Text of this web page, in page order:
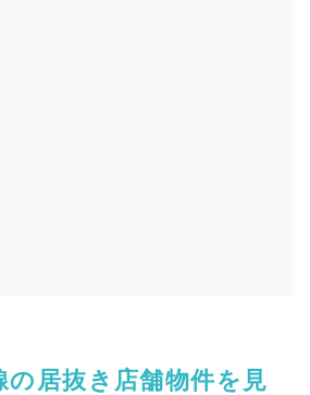
の居抜き店舗物件を見